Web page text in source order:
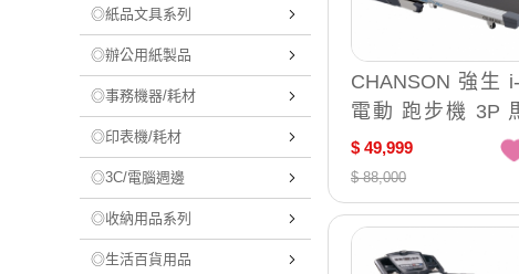
◎紙品文具系列
◎辦公用紙製品
◎事務機器/耗材
◎印表機/耗材
◎3C/電腦週邊
◎收納用品系列
◎生活百貨用品
CHANSON 強生
電動 跑步機 3P
台 CS-8830X (中
面板)
$ 49,999
$ 88,000